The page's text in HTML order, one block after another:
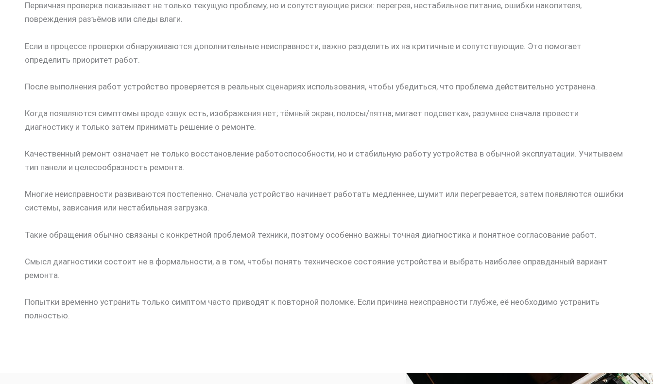
Первичная проверка показывает не только текущую проблему, но и сопутствующие риски: перегрев, нестабильное питание, ошибки накопителя,
повреждения разъёмов или следы влаги.
Если в процессе проверки обнаруживаются дополнительные неисправности, важно разделить их на критичные и сопутствующие. Это помогает
определить приоритет работ.
После выполнения работ устройство проверяется в реальных сценариях использования, чтобы убедиться, что проблема действительно устранена.
Когда появляются симптомы вроде «звук есть, изображения нет; тёмный экран; полосы/пятна; мигает подсветка», разумнее сначала провести
диагностику и только затем принимать решение о ремонте.
Качественный ремонт означает не только восстановление работоспособности, но и стабильную работу устройства в обычной эксплуатации. Учитываем
тип панели и целесообразность ремонта.
Многие неисправности развиваются постепенно. Сначала устройство начинает работать медленнее, шумит или перегревается, затем появляются ошибки
системы, зависания или нестабильная загрузка.
Такие обращения обычно связаны с конкретной проблемой техники, поэтому особенно важны точная диагностика и понятное согласование работ.
Смысл диагностики состоит не в формальности, а в том, чтобы понять техническое состояние устройства и выбрать наиболее оправданный вариант
ремонта.
Попытки временно устранить только симптом часто приводят к повторной поломке. Если причина неисправности глубже, её необходимо устранить
полностью.